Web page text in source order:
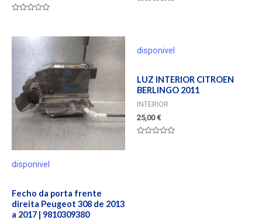
disponivel
Fecho da porta frente
direita Peugeot 308 de 2013
a 2017 | 9810309380
disponivel
LUZ INTERIOR CITROEN
BERLINGO 2011
INTERIOR
25,00€